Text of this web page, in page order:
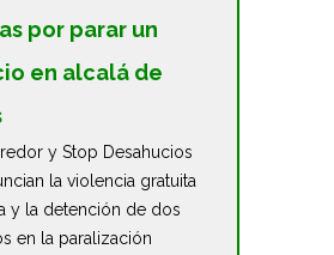
por parar un
en alcalá de
y Stop Desahucios
la violencia gratuita
y la detención de dos
en la paralización